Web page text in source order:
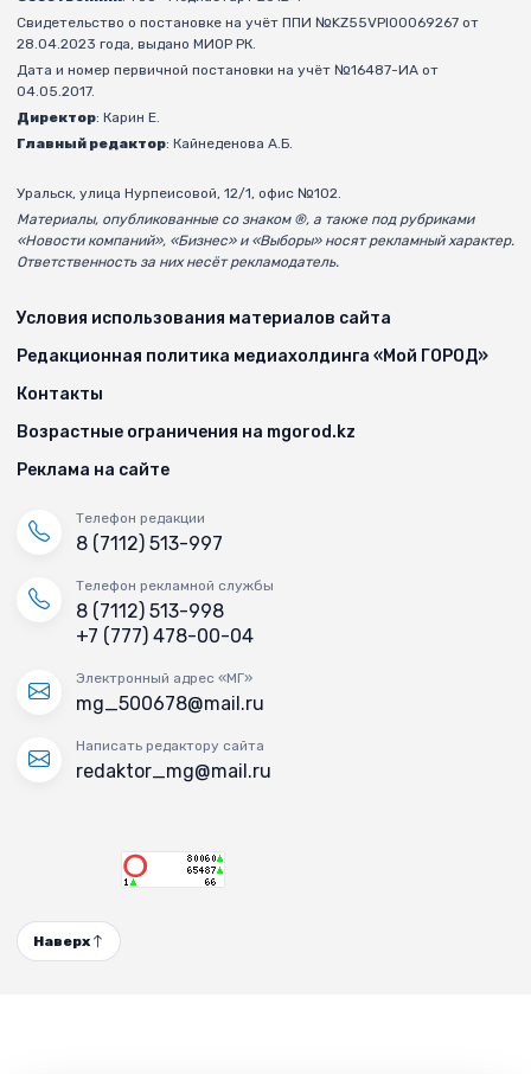
Свидетельство о постановке на учёт ППИ №KZ55VPI00069267 от
28.04.2023 года, выдано МИОР РК.
Дата и номер первичной постановки на учёт №16487-ИА от
04.05.2017.
Директор: Карин Е.
Главный редактор: Кайнеденова А.Б.
Уральск, улица Нурпеисовой, 12/1, офис №102.
Материалы, опубликованные со знаком ®, а также под рубриками
«Новости компаний», «Бизнес» и «Выборы» носят рекламный характер.
Ответственность за них несёт рекламодатель.
Условия использования материалов сайта
Редакционная политика медиахолдинга «Мой ГОРОД»
Контакты
Возрастные ограничения на mgorod.kz
Реклама на сайте
Телефон редакции
8 (7112) 513-997
Телефон рекламной службы
8 (7112) 513-998
+7 (777) 478-00-04
Электронный адрес «МГ»
mg_500678@mail.ru
Написать редактору сайта
redaktor_mg@mail.ru
Наверх